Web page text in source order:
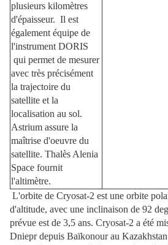
plusieurs kilomètres
d'épaisseur. Il est
également équipe de
l'instrument DORIS
qui permet de mesurer
avec très précisément
la trajectoire du
satellite et la
localisation au sol.
Astrium assure la
maîtrise d'oeuvre du
satellite. Thalès Alenia
Space fournit
l'altimètre.
L'orbite de Cryosat-2 est une orbite
d'altitude, avec une inclinaison de 92
prévue est de 3,5 ans. Cryosat-2 a été
Dniepr depuis Baïkonour au